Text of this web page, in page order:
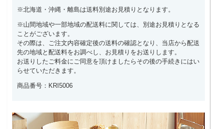
※北海道・沖縄・離島は送料別途お見積りとなります。
※山間地域や一部地域の配送料に関しては、別途お見積りとなる
ことがございます。
その際は、ご注文内容確定後の送料の確認となり、当店から配送
先の地域と配送料をお調べし、お見積りをお送りします。
お送りしたご料金にご同意を頂けましたらその後の手続きにはい
らせていただきます。
商品番号：KRI5006